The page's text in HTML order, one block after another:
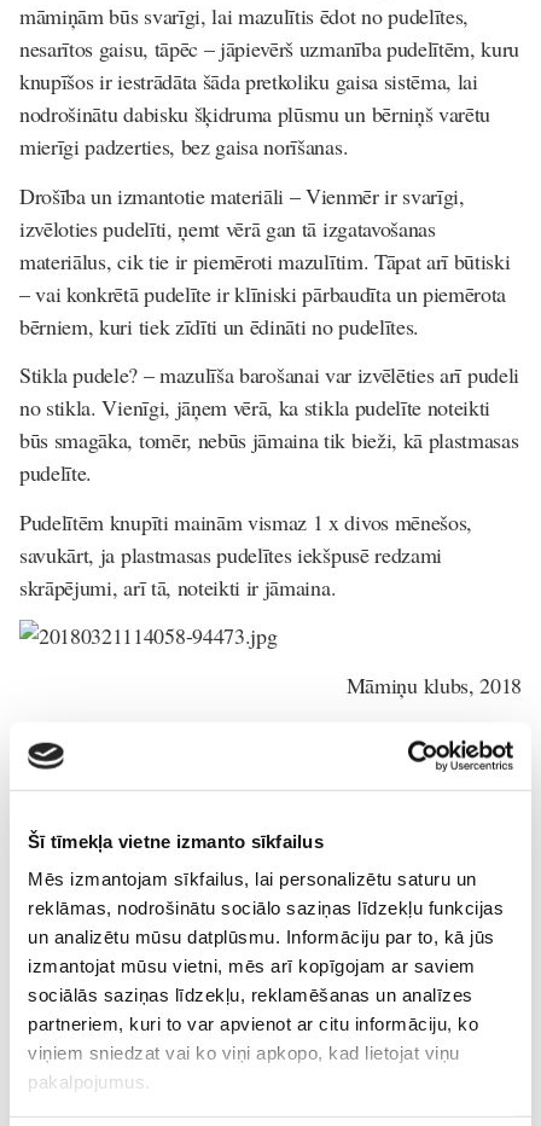
Šī tīmekļa vietne izmanto sīkfailus
Mēs izmantojam sīkfailus, lai personalizētu saturu un
reklāmas, nodrošinātu sociālo saziņas līdzekļu funkcijas
un analizētu mūsu datplūsmu. Informāciju par to, kā jūs
izmantojat mūsu vietni, mēs arī kopīgojam ar saviem
sociālās saziņas līdzekļu, reklamēšanas un analīzes
partneriem, kuri to var apvienot ar citu informāciju, ko
viņiem sniedzat vai ko viņi apkopo, kad lietojat viņu
pakalpojumus.
māmiņām būs svarīgi, lai mazulītis ēdot no pudelītes,
nesarītos gaisu, tāpēc – jāpievērš uzmanība pudelītēm, kuru
knupīšos ir iestrādāta šāda pretkoliku gaisa sistēma, lai
nodrošinātu dabisku šķidruma plūsmu un bērniņš varētu
mierīgi padzerties, bez gaisa norīšanas.
Drošība un izmantotie materiāli – Vienmēr ir svarīgi,
izvēloties pudelīti, ņemt vērā gan tā izgatavošanas
materiālus, cik tie ir piemēroti mazulītim. Tāpat arī būtiski
– vai konkrētā pudelīte ir klīniski pārbaudīta un piemērota
bērniem, kuri tiek zīdīti un ēdināti no pudelītes.
Stikla pudele?– mazulīša barošanai var izvēlēties arī pudeli
no stikla. Vienīgi, jāņem vērā, ka stikla pudelīte noteikti
būs smagāka, tomēr, nebūs jāmaina tik bieži, kā plastmasas
pudelīte.
Pudelītēm knupīti mainām vismaz 1 x divos mēnešos,
savukārt, ja plastmasas pudelītes iekšpusē redzami
skrāpējumi, arī tā, noteikti ir jāmaina.
Māmiņu klubs, 2018
Eksperts
ārste
Irēna Putniņa Vecāku skolā
Lasi vēl